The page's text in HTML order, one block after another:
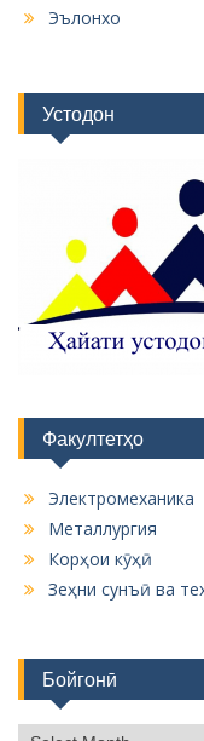
Эълонхо
Устодон
Факултетҳо
Электромеханика
Металлургия
Корҳои кӯҳӣ
Зеҳни сунъӣ ва
Бойгонӣ